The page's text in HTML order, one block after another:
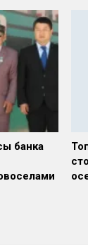
банка